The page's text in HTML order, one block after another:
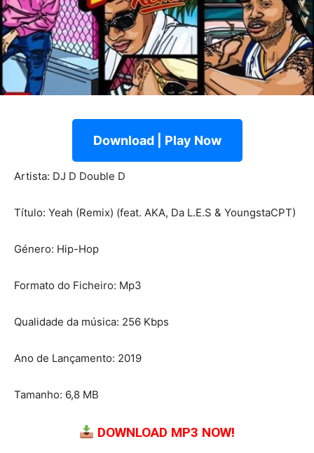
Download | Play Now
Artista: DJ D Double D
Título: Yeah (Remix) (feat. AKA, Da L.E.S & YoungstaCPT)
Género: Hip-Hop
Formato do Ficheiro: Mp3
Qualidade da música: 256 Kbps
Ano de Lançamento: 2019
Tamanho: 6,8 MB
DOWNLOAD MP3 NOW!